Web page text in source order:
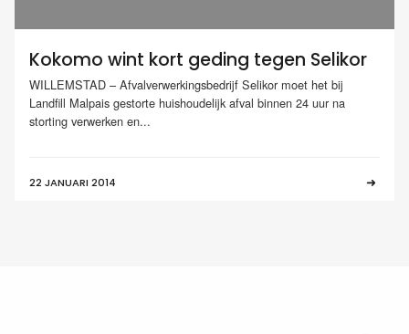
Kokomo wint kort geding tegen Selikor
WILLEMSTAD – Afvalverwerkingsbedrijf Selikor moet het bij
Landfill Malpais gestorte huishoudelijk afval binnen 24 uur na
storting verwerken en...
22 JANUARI 2014